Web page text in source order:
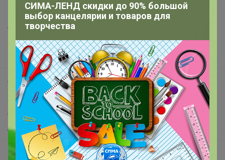
Все предложения
Анонсы
Новости
Поддержка альпак
Самое выгодное
Хиты продаж
Самое желанное
Самое быстрое
Начать зарабатывать с 24-ok
СИМА-ЛЕНД скидки до 90% большой
выбор канцелярии и товаров для
творчества